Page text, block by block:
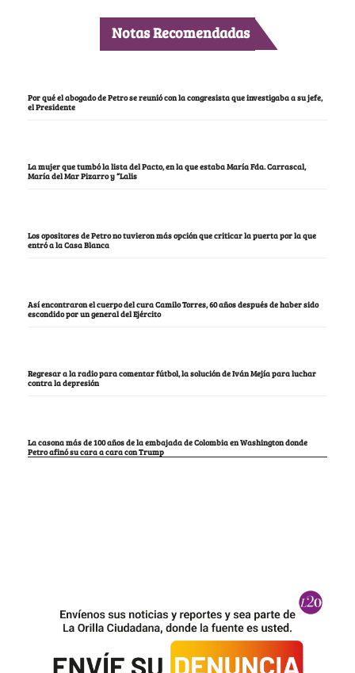
Notas Recomendadas
Por qué el abogado de Petro se reunió con la congresista que investigaba a su jefe,
el Presidente
La mujer que tumbó la lista del Pacto, en la que estaba María Fda. Carrascal,
María del Mar Pizarro y “Lalis
Los opositores de Petro no tuvieron más opción que criticar la puerta por la que
entró a la Casa Blanca
Así encontraron el cuerpo del cura Camilo Torres, 60 años después de haber sido
escondido por un general del Ejército
Regresar a la radio para comentar fútbol, la solución de Iván Mejía para luchar
contra la depresión
La casona más de 100 años de la embajada de Colombia en Washington donde
Petro afinó su cara a cara con Trump